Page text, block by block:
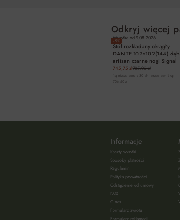
Odkryj więcej
−5%
Wysyłka od 9.08.2026
Stół rozkładany okrągły
DANTE 102x102(144) dąb
artisan czarne nogi Signal
745,75 zł785,00 zł
Najniższa cena z 30 dni przed obniżką:
706,50 zł
Informacje
Koszty wysyłki
Sposoby płatności
Regulamin
Polityka prywatności
Odstąpienie od umowy
FAQ
O nas
Formularz zwrotu
Formularz reklamacji